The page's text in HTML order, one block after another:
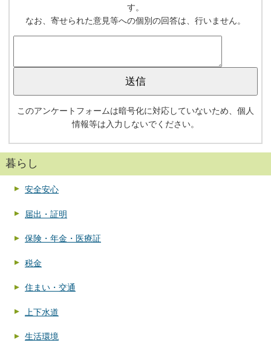
す。
なお、寄せられた意見等への個別の回答は、行いません。
このアンケートフォームは暗号化に対応していないため、個人
情報等は入力しないでください。
暮らし
安全安心
届出・証明
保険・年金・医療証
税金
住まい・交通
上下水道
生活環境